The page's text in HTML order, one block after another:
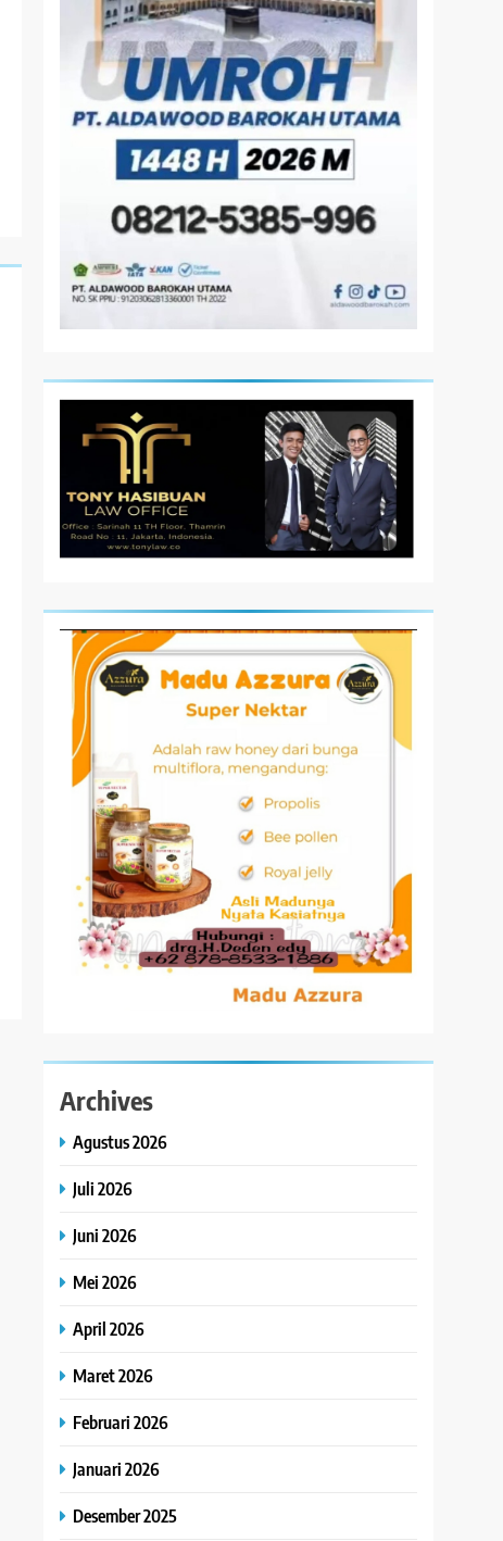
Archives
Agustus 2026
Juli 2026
Juni 2026
Mei 2026
April 2026
Maret 2026
Februari 2026
Januari 2026
Desember 2025